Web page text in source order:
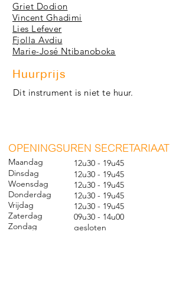
Griet Dodion
Vincent Ghadimi
Lies Lefever
Fjolla Avdiu
Marie-José Ntibanoboka
Huurprijs
Dit instrument is niet te huur.
OPENINGSUREN SECRETARIAAT
Maandag
Dinsdag
Woensdag
Donderdag
Vrijdag
Zaterdag
Zondag
12u30 - 19u45
12u30 - 19u45
12u30 - 19u45
12u30 - 19u45
12u30 - 19u45
09u30 - 14u00
gesloten